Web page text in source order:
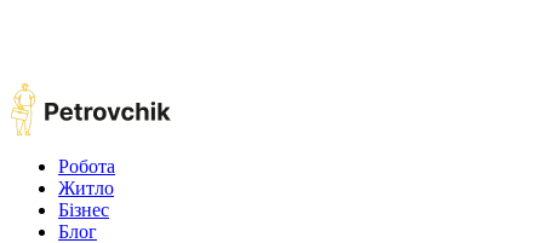
Робота
Житло
Бізнес
Блог